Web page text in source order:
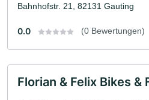
Bahnhofstr. 21, 82131 Gauting
0.0 (0 Bewertungen)
Florian & Felix Bikes &